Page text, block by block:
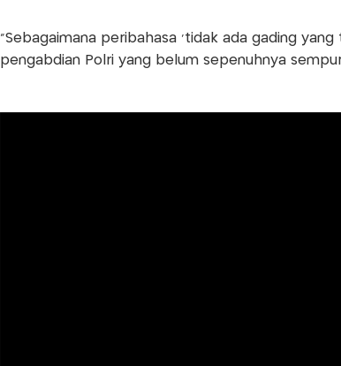
"Sebagaimana peribahasa 'tidak ada gading
pengabdian Polri yang belum sepenuhnya